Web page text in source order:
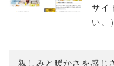
サイ
い。）
親しみと暖かさを感じ